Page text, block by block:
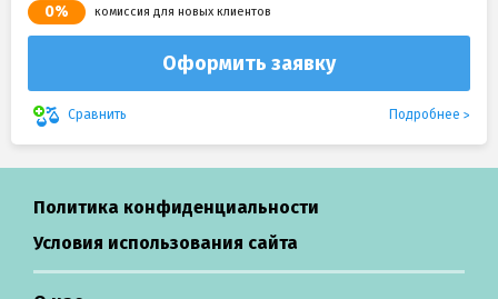
0% комиссия для новых клиентов
Оформить заявку
Сравнить Подробнее
Политика конфиденциальности
Условия использования сайта